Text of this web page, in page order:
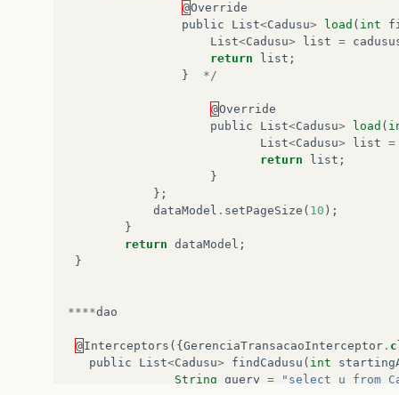
@Override
public
List<Cadusu> load ( int
List<Cadusu> list =
return
list ;
}
*/
@Override
public
List<Cadusu> load (
List<Cadusu> list =
return
list ;
}
};
dataModel . setPageSize ( 10 );
}
return dataModel ;
}
****dao
@Interceptors ({ GerenciaTransacaoInterceptor .
public
List<Cadusu> findCadusu ( int
String
query = "select u from